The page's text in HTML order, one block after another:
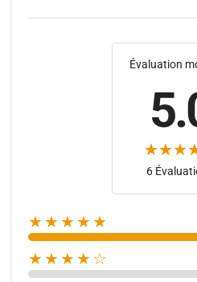
Évaluation
6
★★★★★
★★★★☆